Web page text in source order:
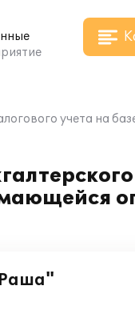
учета на